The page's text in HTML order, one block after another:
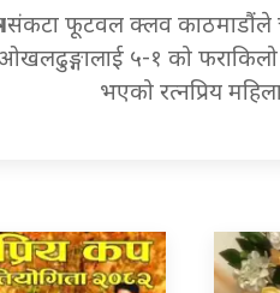
फूटवल क्लव काठमाडौंले
५-१ को
भएको रत्नप्रिय